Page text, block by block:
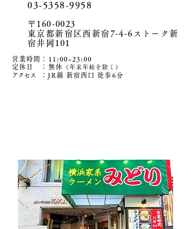
​03-5358-9958
〒160-0023
東京都新宿区西新宿7-4-6ストーク新
宿井岡101
営業時間：11:00~23:00
定休日 ：無休
（年末年始を除く）
アクセ ス ：JR線 新宿西口 徒歩6分